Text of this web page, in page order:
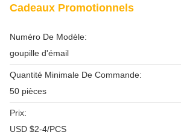
Cadeaux Promotionnels
Numéro De Modèle:
goupille d'émail
Quantité Minimale De Commande:
50 pièces
Prix:
USD $2-4/PCS